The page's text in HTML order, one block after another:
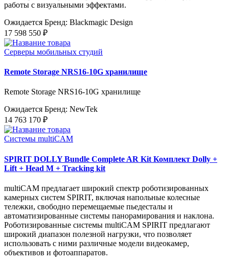
работы с визуальными эффектами.
Ожидается Бренд: Blackmagic Design
17 598 550 ₽
Серверы мобильных студий
Remote Storage NRS16-10G хранилище
Remote Storage NRS16-10G хранилище
Ожидается Бренд: NewTek
14 763 170 ₽
Системы multiCAM
SPIRIT DOLLY Bundle Complete AR Kit Комплект Dolly +
Lift + Head M + Tracking kit
multiCAM предлагает широкий спектр роботизированных
камерных систем SPIRIT, включая напольные колесные
тележки, свободно перемещаемые пьедесталы и
автоматизированные системы панорамирования и наклона.
Роботизированные системы multiCAM SPIRIT предлагают
широкий диапазон полезной нагрузки, что позволяет
использовать с ними различные модели видеокамер,
объективов и фотоаппаратов.